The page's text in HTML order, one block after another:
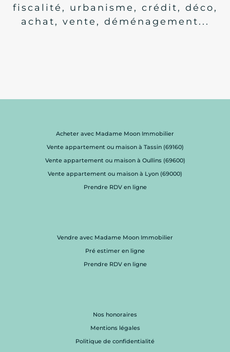
fiscalité, urbanisme, crédit, déco,
achat, vente, déménagement...
Acheter avec Madame Moon Immobilier
Vente appartement ou maison à Tassin (69160)
Vente appartement ou maison à Oullins (69600)
Vente appartement ou maison à Lyon (69000)
Prendre RDV en ligne
Vendre avec Madame Moon Immobilier
Pré estimer en ligne
Prendre RDV en ligne
Nos honoraires
Mentions légales
Politique de confidentialité